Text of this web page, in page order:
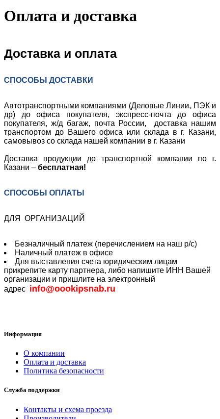
Оплата и доставка
Доставка и оплата
СПОСОБЫ ДОСТАВКИ
Автотранспортными компаниями (Деловые Линии, ПЭКи
др) до офиса покупателя, экспресс-почта до офиса
покупателя, ж/д багаж, почта России, доставка нашим
транспортом до Вашего офиса или склада в г. Казани,
самовывоз со склада нашей компании в г. Казани
Доставка продукции до транспортной компании по г.
Казани – бесплатная!
СПОСОБЫ ОПЛАТЫ
ДЛЯ ОРГАНИЗАЦИЙ
Безналичный платеж (перечислением на наш р/с)
Наличный платеж в офисе
Для выставления счета юридическим лицам
прикрепите карту партнера, либо напишите ИНН Вашей
организации и пришлите на электронный
адрес info@oookipsnab.ru
Информация
О компании
Оплата и доставка
Политика безопасности
Служба поддержки
Контакты и схема проезда